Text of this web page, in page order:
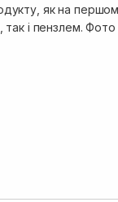
як на
і пензлем.
кокоса.